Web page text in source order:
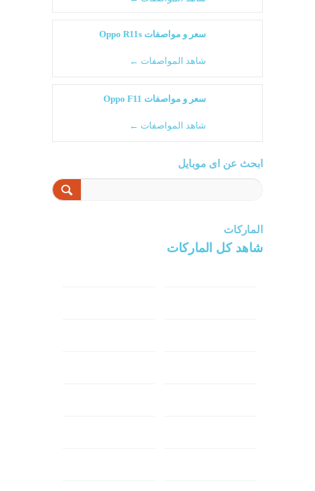
سعر و مواصفات Oppo R11s
شاهد المواصفات ←
سعر و مواصفات Oppo F11
شاهد المواصفات ←
ابحث عن اى موبايل
الماركات
شاهد كل الماركات